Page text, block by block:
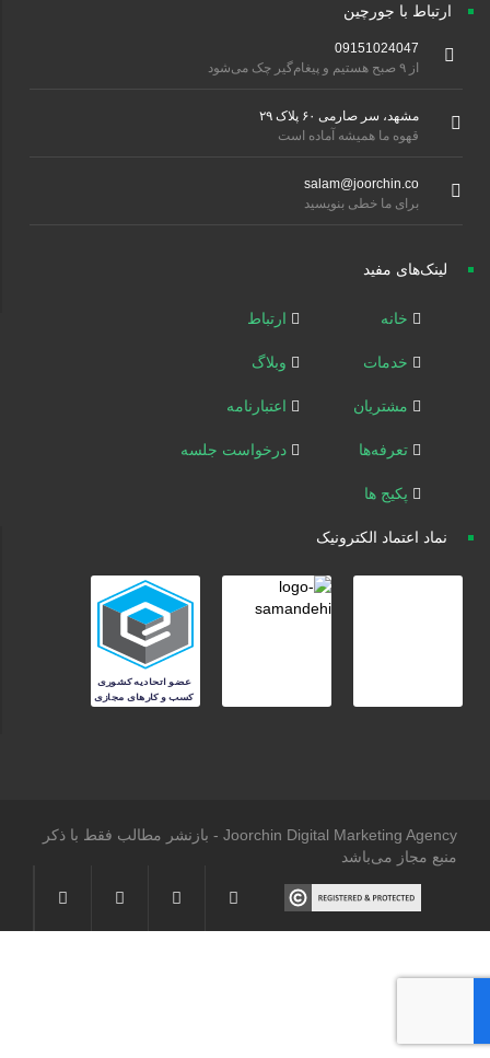
ارتباط با جورچین
09151024047
مشهد، سر صارمی ۶۰ پلاک ۲۹
قهوه ما همیشه آماده است
salam@joorchin.co
برای ما خطی بنویسید
لینک‌های مفید
خانه
خدمات
مشتریان
تعرفه‌ها
پکیج ها
ارتباط
وبلاگ
اعتبارنامه
درخواست جلسه
نماد اعتماد الکترونیک
Joorchin Digital Marketing Agency - بازنشر مطالب فقط با ذکر
منبع مجاز می‌باشد